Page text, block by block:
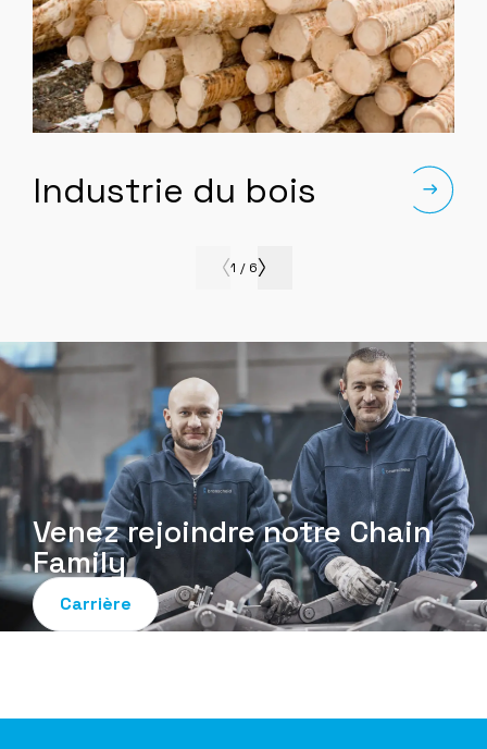
Industrie du bois
1 / 6
Venez rejoindre notre Chain
Family
Carrière